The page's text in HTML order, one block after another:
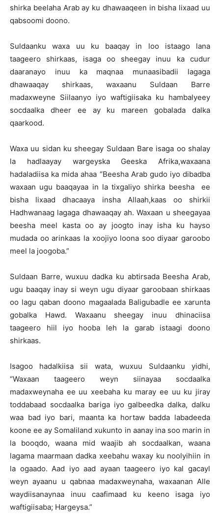
shirka beelaha Arab ay ku dhawaaqeen in bisha lixaad uu
qabsoomi doono.
Suldaanku waxa uu ku baaqay in loo istaago lana
taageero shirkaas, isaga oo sheegay inuu ka cudur
daaranayo inuu ka maqnaa munaasibadii lagaga
dhawaaqay shirkaas, waxaanu Suldaan Barre
madaxweyne Siilaanyo iyo waftigiisaka ku hambalyeey
socdaalka dheer ee ay ku mareen gobalada dalka
qaarkood.
Waxa uu sidan ku sheegay Suldaan Bare isaga oo shalay
la hadlaayay wargeyska Geeska Afrika,waxaana
hadaladiisa ka mida ahaa “Beesha Arab gudo iyo dibadba
waxaan ugu baaqayaa in la tixgaliyo shirka beesha ee
bisha lixaad dhacaaya insha Allaah,kaas oo shirkii
Hadhwanaag lagaga dhawaaqay ah. Waxaan u sheegayaa
beesha meel kasta oo ay joogto inay isha ku hayso
mudada oo arinkaas la xoojiyo loona soo diyaar garoobo
meel la joogoba.”
Suldaan Barre, wuxuu dadka ku abtirsada Beesha Arab,
ugu baaqay inay si weyn ugu diyaar garoobaan shirkaas
oo lagu qaban doono magaalada Baligubadle ee xarunta
gobalka Hawd. Waxaanu sheegay inuu dhinaciisa
taageero hiil iyo hooba leh la garab istaagi doono
shirkaas.
Isagoo hadalkiisa sii wata, wuxuu Suldaanku yidhi,
“Waxaan taageero weyn siinayaa socdaalka
madaxweynaha ee uu xeebaha ku maray ee uu ku jiray
toddabaad socdaalka bariga iyo galbeedka dalka, dalku
waa bad iyo bari, maanta ka hortaw badda labadeeda
koone ee ay Somaliland xukunto in aanay ina soo marin in
la booqdo, waana mid waajib ah socdaalkan, waana
lagama maarmaan dadka xeebahu waxay ku noolyihiin in
la ogaado. Aad iyo aad ayaan taageero iyo kal gacayl
weyn ayaanu u qabnaa madaxweynaha, waxaanan Alle
waydiisanaynaa inuu caafimaad ku keeno isaga iyo
waftigiisaba; Hargeysa.”